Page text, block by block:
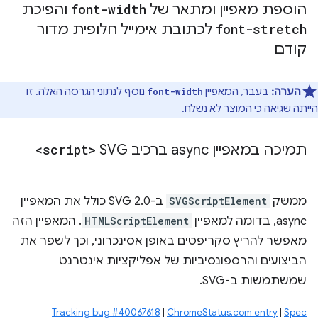
הוספת מאפיין ומתאר של font-width והפיכת
font-stretch לכתובת אימייל חלופית מדור
קודם
הערה: בעבר, המאפיין font-width נוסף לנתוני הגרסה האלה. זו
הייתה שגיאה כי המוצר לא נשלח.
תמיכה במאפיין async ברכיב SVG <script>
ממשק SVGScriptElement
ב-SVG 2.0 כולל את המאפיין
async, בדומה למאפיין
HTMLScriptElement . המאפיין הזה
מאפשר להריץ סקריפטים באופן אסינכרוני, וכך לשפר את
הביצועים והרספונסיביות של אפליקציות אינטרנט
שמשתמשות ב-SVG.
Tracking bug #40067618 | ChromeStatus.com entry| Spec